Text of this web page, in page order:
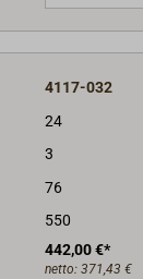
4117-032
24
3
76
550
442,00 €*
netto: 371,43 €